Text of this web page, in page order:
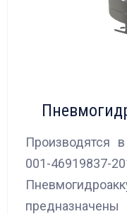
Производятся
001-46919837-